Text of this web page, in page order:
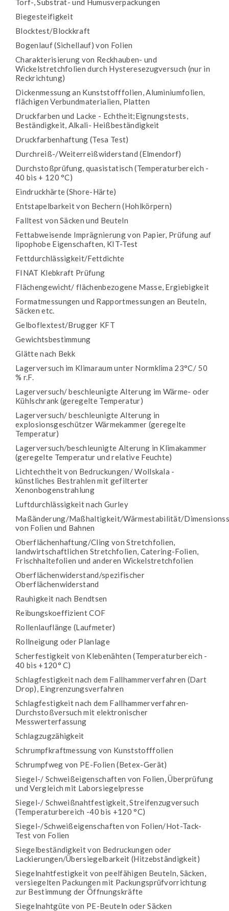
Torf-, Substrat- und Humusverpackungen
Biegesteifigkeit
Blocktest/Blockkraft
Bogenlauf (Sichellauf) von Folien
Charakterisierung von Reckhauben- und
Wickelstretchfolien durch Hysteresezugversuch (nur in
Reckrichtung)
Dickenmessung an Kunststofffolien, Aluminiumfolien,
flächigen Verbundmaterialien, Platten
Druckfarben und Lacke - Echtheit;Eignungstests,
Beständigkeit, Alkali- Heißbeständigkeit
Druckfarbenhaftung (Tesa Test)
Durchreiß-/Weiterreißwiderstand (Elmendorf)
Durchstoßprüfung, quasistatisch (Temperaturbereich -
40 bis + 120 °C)
Eindruckhärte (Shore-Härte)
Entstapelbarkeit von Bechern (Hohlkörpern)
Falltest von Säcken und Beuteln
Fettabweisende Imprägnierung von Papier, Prüfung auf
lipophobe Eigenschaften, KIT-Test
Fettdurchlässigkeit/Fettdichte
FINAT Klebkraft Prüfung
Flächengewicht/ flächenbezogene Masse, Ergiebigkeit
Formatmessungen und Rapportmessungen an Beuteln,
Säcken etc.
Gelboflextest/Brugger KFT
Gewichtsbestimmung
Glätte nach Bekk
Lagerversuch im Klimaraum unter Normklima 23°C/ 50
% r.F.
Lagerversuch/ beschleunigte Alterung im Wärme- oder
Kühlschrank (geregelte Temperatur)
Lagerversuch/ beschleunigte Alterung in
explosionsgeschützer Wärmekammer (geregelte
Temperatur)
Lagerversuch/beschleunigte Alterung in Klimakammer
(geregelte Temperatur und relative Feuchte)
Lichtechtheit von Bedruckungen/ Wollskala -
künstliches Bestrahlen mit gefilterter
Xenonbogenstrahlung
Luftdurchlässigkeit nach Gurley
Maßänderung/Maßhaltigkeit/Wärmestabilität/
von Folien und Bahnen
Oberflächenhaftung/Cling von Stretchfolien,
landwirtschaftlichen Stretchfolien, Catering-Folien,
Frischhaltefolien und anderen Wickelstretchfolien
Oberflächenwiderstand/spezifischer
Oberflächenwiderstand
Rauhigkeit nach Bendtsen
Reibungskoeffizient COF
Rollenlauflänge (Laufmeter)
Rollneigung oder Planlage
Scherfestigkeit von Klebenähten (Temperaturbereich -
40 bis +120° C)
Schlagfestigkeit nach dem Fallhammerverfahren (Dart
Drop), Eingrenzungsverfahren
Schlagfestigkeit nach dem Fallhammerverfahren-
Durchstoßversuch mit elektronischer
Messwerterfassung
Schlagzugzähigkeit
Schrumpfkraftmessung von Kunststofffolien
Schrumpfweg von PE-Folien (Betex-Gerät)
Siegel-/ Schweißeigenschaften von Folien, Überprüfung
und Vergleich mit Laborsiegelpresse
Siegel-/ Schweißnahtfestigkeit, Streifenzugversuch
(Temperaturbereich -40 bis +120 °C)
Siegel-/Schweißeigenschaften von Folien/Hot-Tack-
Test von Folien
Siegelbeständigkeit von Bedruckungen oder
Lackierungen/Übersiegelbarkeit (Hitzebständigkeit)
Siegelnahtfestigkeit von peelfähigen Beuteln, Säcken,
versiegelten Packungen mit Packungsprüfvorrichtung
zur Bestimmung der Öffnungskräfte
Siegelnahtgüte von PE-Beuteln oder Säcken